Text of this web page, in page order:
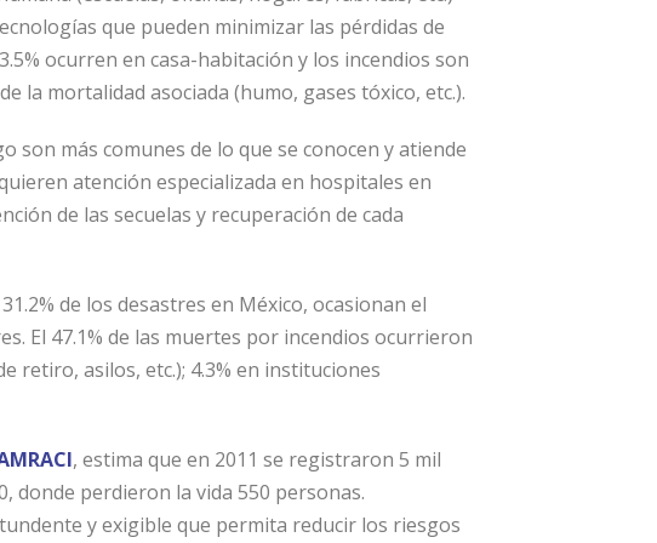
que pueden minimizar las pérdidas de
ocurren en casa-habitación y los incendios son
la mortalidad asociada (humo, gases tóxico, etc.).
son más comunes de lo que se conocen y atiende
atención especializada en hospitales en
de las secuelas y recuperación de cada
de los desastres en México, ocasionan el
El 47.1% de las muertes por incendios ocurrieron
retiro, asilos, etc.); 4.3% en instituciones
, estima que en 2011 se registraron 5 mil
donde perdieron la vida 550 personas.
y exigible que permita reducir los riesgos